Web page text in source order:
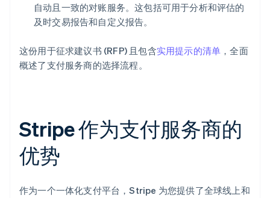
自动且一致的对账服务。这包括可用于分析和评估的
及时交易报告和自定义报告。
这份用于征求建议书 (RFP) 且包含实用提示的清单 ，全面
概述了支付服务商的选择流程。
Stripe 作为支付服务商的
优势
作为一个一体化支付平台，Stripe 为您提供了全球线上和